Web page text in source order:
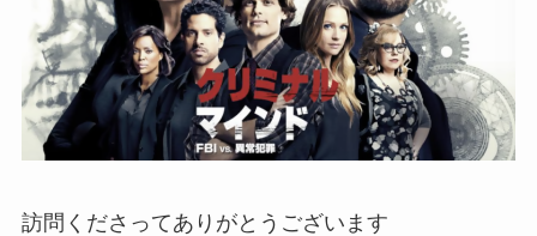
訪問くださってありがとうございます